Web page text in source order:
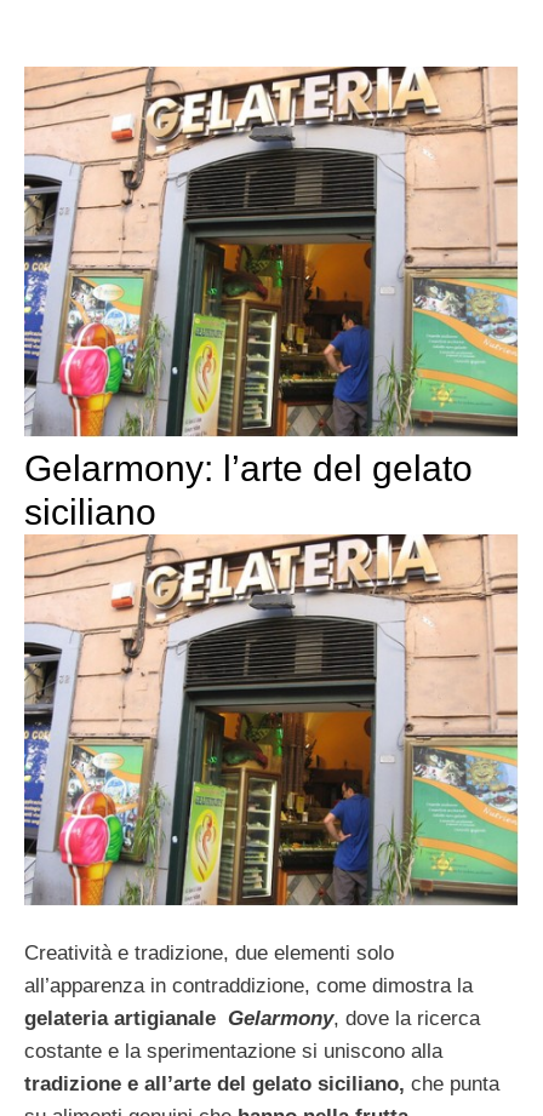
Gelarmony: l’arte del gelato
siciliano
Creatività e tradizione, due elementi solo
all’apparenza in contraddizione, come dimostra la
gelateria artigianale Gelarmony, dove la ricerca
costante e la sperimentazione si uniscono alla
tradizione e all’arte del gelato siciliano, che punta